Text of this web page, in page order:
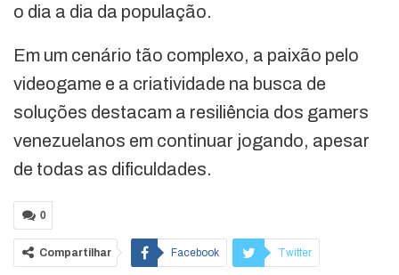
o dia a dia da população.
Em um cenário tão complexo, a paixão pelo
videogame e a criatividade na busca de
soluções destacam a resiliência dos gamers
venezuelanos em continuar jogando, apesar
de todas as dificuldades.
0
Compartilhar Facebook Twitter